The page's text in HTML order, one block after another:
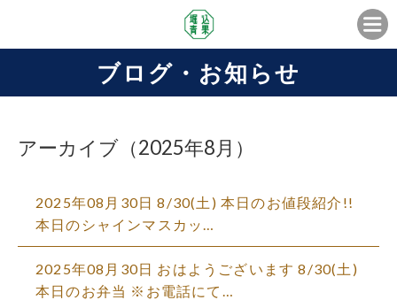
ブログ・お知らせ
アーカイブ（2025年8月）
2025年08月30日 8/30(土) 本日のお値段紹介!!
本日のシャインマスカッ…
2025年08月30日 おはようございます 8/30(土)
本日のお弁当 ※お電話にて…